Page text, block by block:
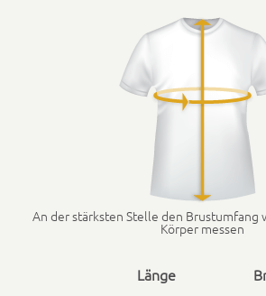
An der stärk­sten Stelle den Brus­tum­fang
Kör­p­er messen
Länge